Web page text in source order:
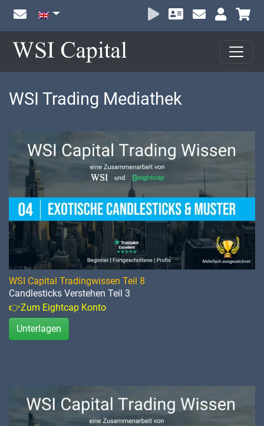
WSI Trading Mediathek
WSI Capital Tradingwissen Teil 8
Candlesticks Verstehen Teil 3
👉Zum Eightcap Konto
Unterlagen